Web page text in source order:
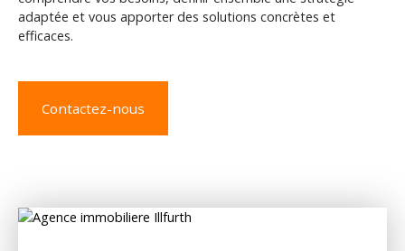
adaptée et vous apporter des solutions concrètes et
efficaces.
Contactez-nous